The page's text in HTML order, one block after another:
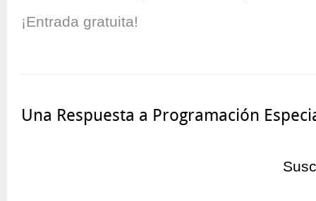
¡Entrada gratuita!
Una Respuesta a Programación